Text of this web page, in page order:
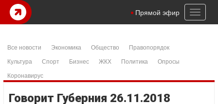
Toggle
Прямой эфир
Все новости Экономика Общество
Правопорядок
Культура
Спорт Бизнес ЖКХ Политика
Опросы
Коронавирус
Говорит Губерния 26.11.2018